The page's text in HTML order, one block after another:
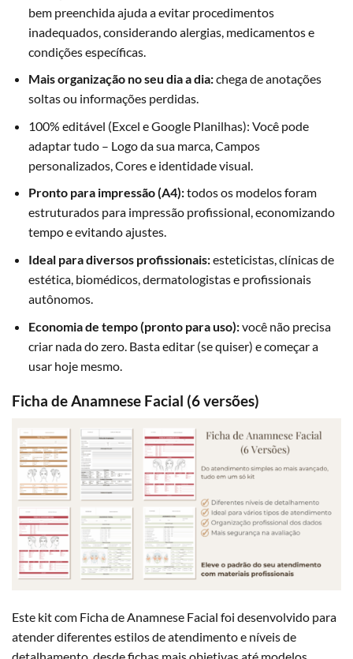
bem preenchida ajuda a evitar procedimentos
inadequados, considerando alergias, medicamentos e
condições específicas.
Mais organização no seu dia a dia:chega de anotações
soltas ou informações perdidas.
100% editável (Excel e Google Planilhas): Você pode
adaptar tudo – Logo da sua marca, Campos
personalizados, Cores e identidade visual.
Pronto para impressão (A4):todos os modelos foram
estruturados para impressão profissional, economizando
tempo e evitando ajustes.
Ideal para diversos profissionais:esteticistas, clínicas de
estética, biomédicos, dermatologistas e profissionais
autônomos.
Economia de tempo (pronto para uso):você não precisa
criar nada do zero. Basta editar (se quiser) e começar a
usar hoje mesmo.
Ficha de Anamnese Facial (6 versões)
Este kit com Ficha de Anamnese Facial foi desenvolvido para
atender diferentes estilos de atendimento e níveis de